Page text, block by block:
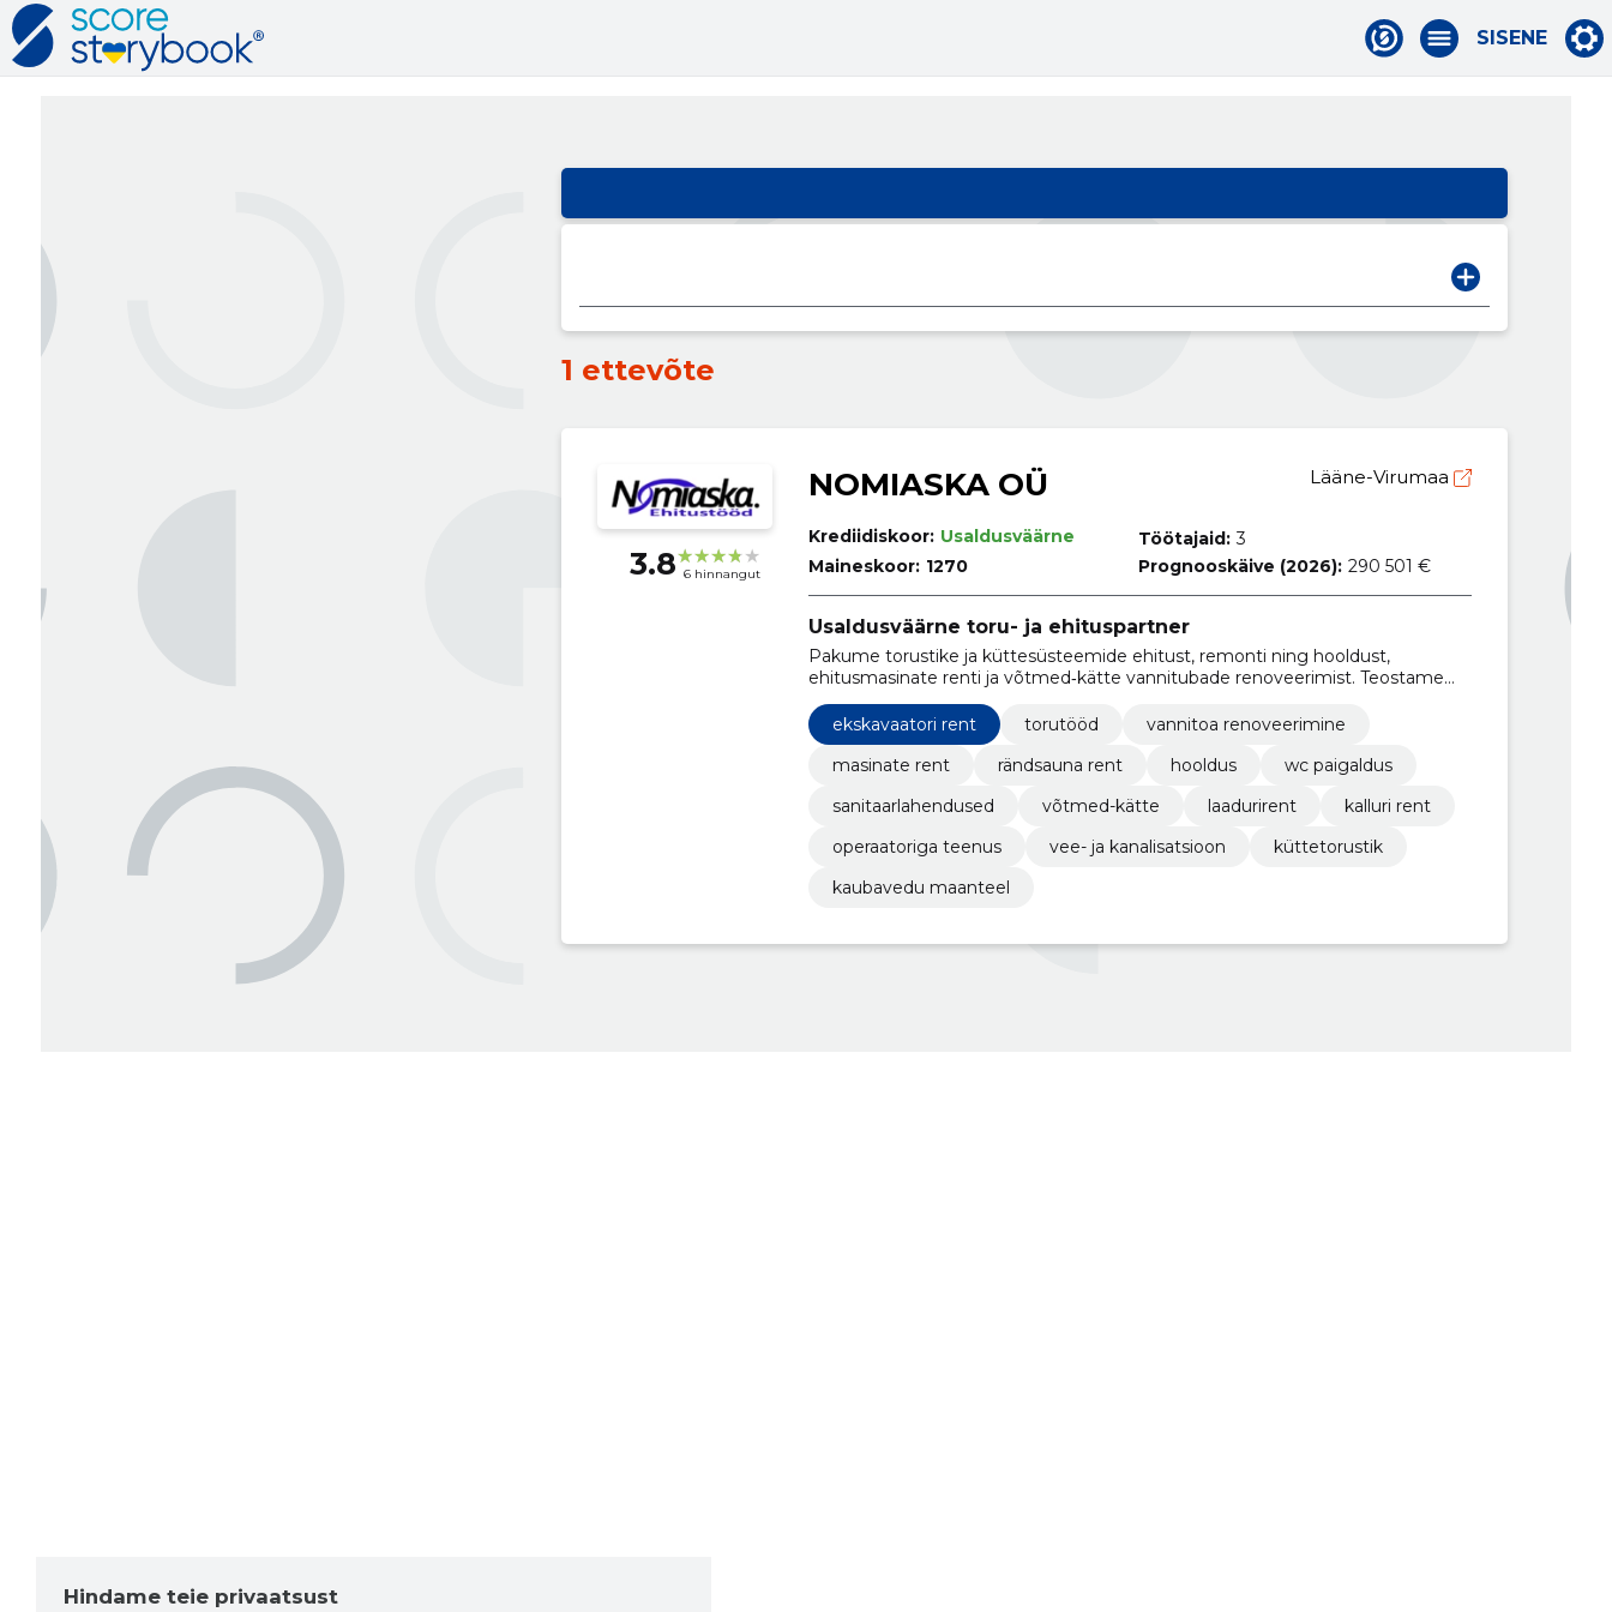
SISENE
1 ettevõte
3.8 6 hinnangut
NOMIASKA OÜ Lääne-Virumaa
Krediidiskoor: Usaldusväärne
Maineskoor: 1270
Töötajaid: 3
Prognooskäive (2026): 290 501 €
Usaldusväärne toru- ja ehituspartner
Pakume torustike ja küttesüsteemide ehitust, remonti ning hooldust,
ehitusmasinate renti ja võtmed‑kätte vannitubade renoveerimist. Teostame
sertifitseeritud tuletõkke paigaldust ja mobiilsauna rendi.
ekskavaatori rent
torutööd
vannitoa renoveerimine
masinate rent
rändsauna rent hooldus
wc paigaldus
sanitaarlahendused
võtmed-kätte laadurirent
kalluri rent
operaatoriga teenus
vee- ja kanalisatsioon
küttetorustik
kaubavedu maanteel
Hindame teie privaatsust